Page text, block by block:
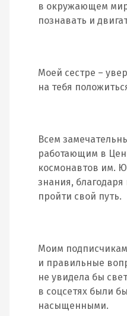
в окружающем
познавать и
Моей сестре –
на тебя
Всем
работающим в
космонавтов им.
знания,
пройти свой путь.
Моим
и правильные
не увидела бы
в соцсетях были
насыщенными.